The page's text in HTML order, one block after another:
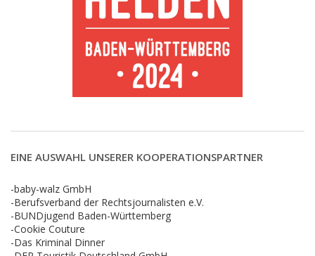
EINE AUSWAHL UNSERER KOOPERATIONSPARTNER
-baby-walz GmbH
-Berufsverband der Rechtsjournalisten e.V.
-BUNDjugend Baden-Württemberg
-Cookie Couture
-Das Kriminal Dinner